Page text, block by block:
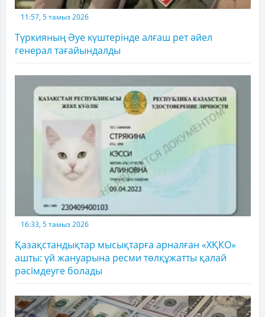
11:57, 5 тамыз 2026
Түркияның Әуе күштерінде алғаш рет әйел
генерал тағайындалды
16:33, 5 тамыз 2026
Қазақстандықтар мысықтарға арналған «ХҚКО»
ашты: үй жануарына ресми төлқұжатты қалай
рәсімдеуге болады